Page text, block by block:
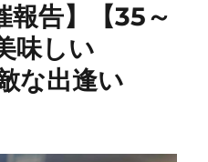
報告】【35～
味しい
な出逢い